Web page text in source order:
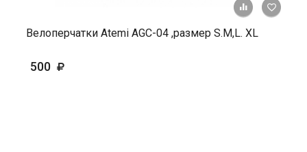
+ К
Велоперчатки Atemi AGC-04 ,размер S.М,L. ХL
500